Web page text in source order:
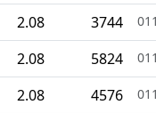
2.08 3744
2.08 5824
2.08 4576